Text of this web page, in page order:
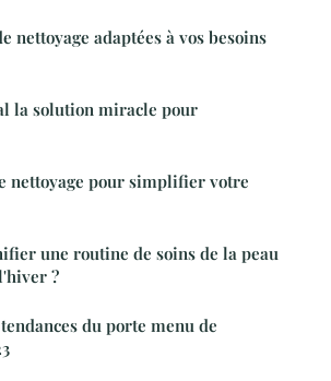
nettoyage adaptées à vos besoins
la solution miracle pour
nettoyage pour simplifier votre
une routine de soins de la peau
?
du porte menu de